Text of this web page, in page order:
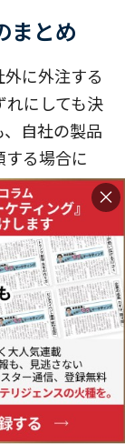
まとめ
に外注する
にしても決
自社の製品
る場合に
より難しいの
、オウンドメ
ることをおす
広告コストの
みを顧客へダ
×